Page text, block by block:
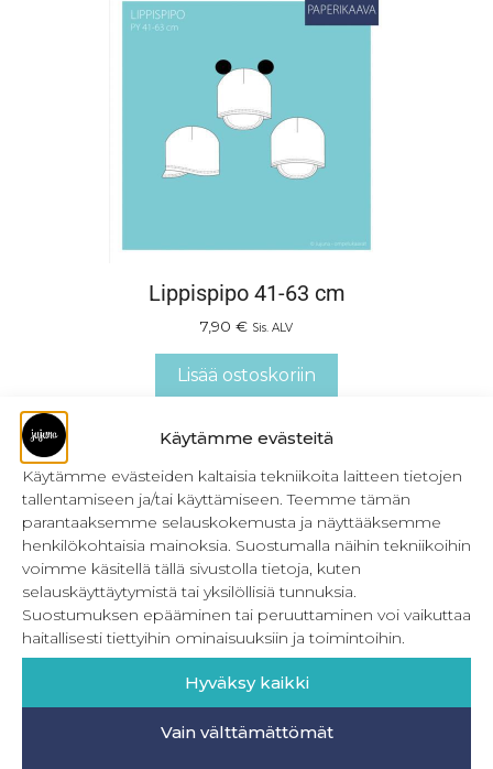
Käytämme evästeitä
Käytämme evästeiden kaltaisia tekniikoita laitteen tietojen
tallentamiseen ja/tai käyttämiseen. Teemme tämän
parantaaksemme selauskokemusta ja näyttääksemme
henkilökohtaisia mainoksia. Suostumalla näihin tekniikoihin
voimme käsitellä tällä sivustolla tietoja, kuten
selauskäyttäytymistä tai yksilöllisiä tunnuksia.
Suostumuksen epääminen tai peruuttaminen voi vaikuttaa
haitallisesti tiettyihin ominaisuuksiin ja toimintoihin.
Hyväksy kaikki
Vain välttämättömät
Lippispipo 41-63 cm
7,90 € Sis. ALV
Lisää ostoskoriin
PDF Lippispipo